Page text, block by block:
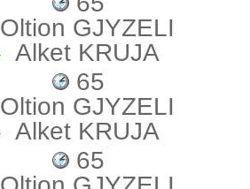
Oltion GJYZELI
Alket KRUJA
65
Oltion GJYZELI
Alket KRUJA
65